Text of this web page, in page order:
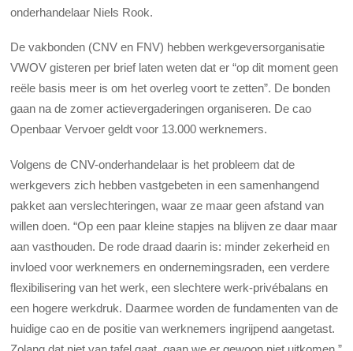
onderhandelaar Niels Rook.
De vakbonden (CNV en FNV) hebben werkgeversorganisatie
VWOV gisteren per brief laten weten dat er “op dit moment geen
reële basis meer is om het overleg voort te zetten”. De bonden
gaan na de zomer actievergaderingen organiseren. De cao
Openbaar Vervoer geldt voor 13.000 werknemers.
Volgens de CNV-onderhandelaar is het probleem dat de
werkgevers zich hebben vastgebeten in een samenhangend
pakket aan verslechteringen, waar ze maar geen afstand van
willen doen. “Op een paar kleine stapjes na blijven ze daar maar
aan vasthouden. De rode draad daarin is: minder zekerheid en
invloed voor werknemers en ondernemingsraden, een verdere
flexibilisering van het werk, een slechtere werk-privébalans en
een hogere werkdruk. Daarmee worden de fundamenten van de
huidige cao en de positie van werknemers ingrijpend aangetast.